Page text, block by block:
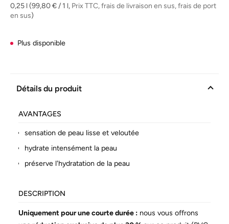
la
0,25 l (99,80 € / 1 l, Prix TTC, frais de livraison en sus, frais de port
en sus)
Plus disponible
Détails du produit
AVANTAGES
sensation de peau lisse et veloutée
hydrate intensément la peau
préserve l'hydratation de la peau
DESCRIPTION
Uniquement pour une courte durée : nous vous offrons